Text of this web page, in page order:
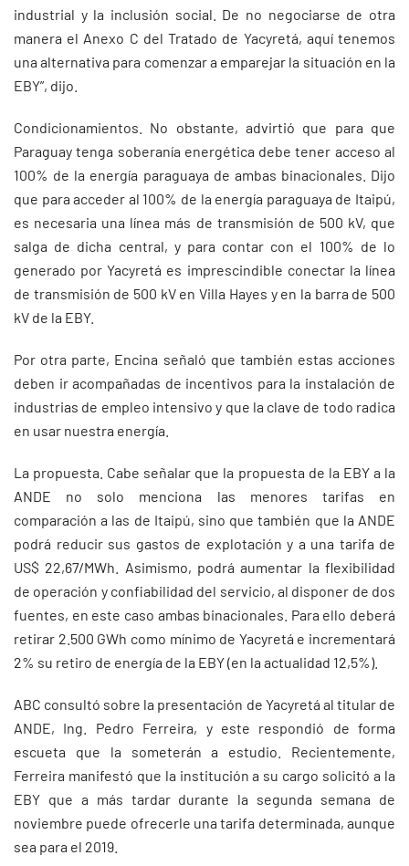
industrial y la inclusión social. De no negociarse de otra
manera el Anexo C del Tratado de Yacyretá, aquí tenemos
una alternativa para comenzar a emparejar la situación en la
EBY”, dijo.
Condicionamientos. No obstante, advirtió que para que
Paraguay tenga soberanía energética debe tener acceso al
100% de la energía paraguaya de ambas binacionales. Dijo
que para acceder al 100% de la energía paraguaya de Itaipú,
es necesaria una línea más de transmisión de 500 kV, que
salga de dicha central, y para contar con el 100% de lo
generado por Yacyretá es imprescindible conectar la línea
de transmisión de 500 kV en Villa Hayes y en la barra de 500
kV de la EBY.
Por otra parte, Encina señaló que también estas acciones
deben ir acompañadas de incentivos para la instalación de
industrias de empleo intensivo y que la clave de todo radica
en usar nuestra energía.
La propuesta. Cabe señalar que la propuesta de la EBY a la
ANDE no solo menciona las menores tarifas en
comparación a las de Itaipú, sino que también que la ANDE
podrá reducir sus gastos de explotación y a una tarifa de
US$ 22,67/MWh. Asimismo, podrá aumentar la flexibilidad
de operación y confiabilidad del servicio, al disponer de dos
fuentes, en este caso ambas binacionales. Para ello deberá
retirar 2.500 GWh como mínimo de Yacyretá e incrementará
2% su retiro de energía de la EBY (en la actualidad 12,5%).
ABC consultó sobre la presentación de Yacyretá al titular de
ANDE, Ing. Pedro Ferreira, y este respondió de forma
escueta que la someterán a estudio. Recientemente,
Ferreira manifestó que la institución a su cargo solicitó a la
EBY que a más tardar durante la segunda semana de
noviembre puede ofrecerle una tarifa determinada, aunque
sea para el 2019.